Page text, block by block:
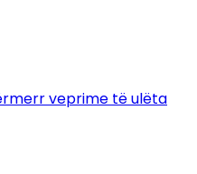
veprime të ulëta